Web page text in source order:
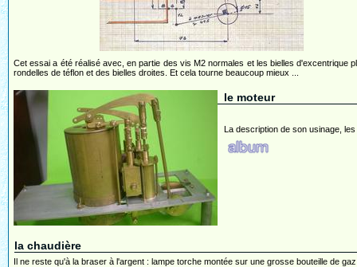
Cet essai a été réalisé avec, en partie des vis M2 normales et les bielles d'excentrique
rondelles de téflon et des bielles droites. Et cela tourne beaucoup mieux ...
le moteur
La description de son usinage,
la chaudière
Il ne reste qu'à la braser à l'argent : lampe torche montée sur une grosse bouteille de